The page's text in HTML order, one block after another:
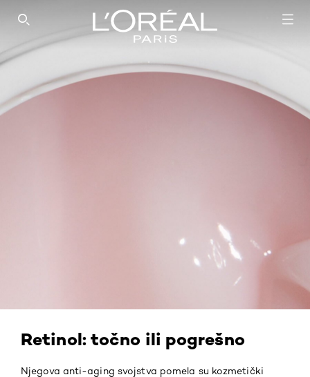
SEARCH THIS SITE
Retinol: točno ili pogrešno
Njegova anti-aging svojstva pomela su kozmetički